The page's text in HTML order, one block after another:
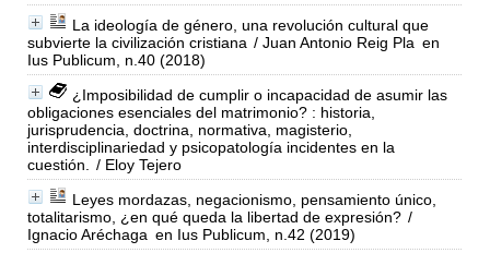
La ideología de género, una revolución cultural que
subvierte la civilización cristiana / Juan Antonio Reig Pla en
Ius Publicum, n.40 (2018)
¿Imposibilidad de cumplir o incapacidad de asumir las
obligaciones esenciales del matrimonio? : historia,
jurisprudencia, doctrina, normativa, magisterio,
interdisciplinariedad y psicopatología incidentes en la
cuestión.
/ Eloy Tejero
Leyes mordazas, negacionismo, pensamiento único,
totalitarismo, ¿en qué queda la libertad de expresión? /
Ignacio Aréchaga en Ius Publicum, n.42 (2019)